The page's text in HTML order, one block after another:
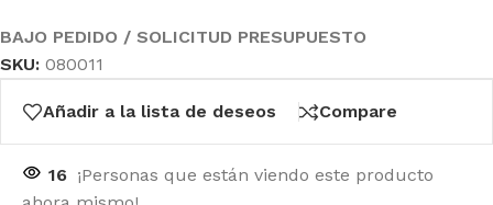
BAJO PEDIDO / SOLICITUD PRESUPUESTO
SKU: 080011
Añadir a la lista de deseos Compare
16 ¡Personas que están viendo este producto